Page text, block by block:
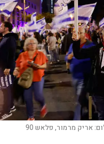
אריק מרמור, פלאש 90